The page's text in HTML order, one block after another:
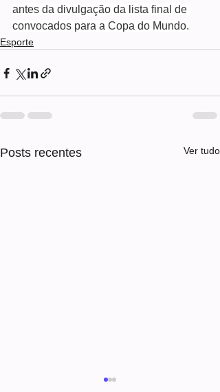
antes da divulgação da lista final de
convocados para a Copa do Mundo.
Esporte
Posts recentes Ver tudo